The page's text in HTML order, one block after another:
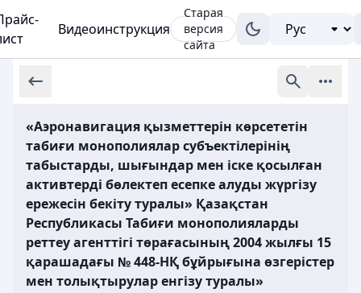
Видеоинструкция
Старая
версия
сайта
«Аэронавигация қызметтерін көрсететін
табиғи монополиялар субъектілерінің
табыстарды, шығындар мен іске қосылған
активтерді бөлектеп есепке алуды жүргізу
ережесін бекіту туралы» Қазақстан
Республикасы Табиғи монополияларды
реттеу агенттігі төрағасының 2004 жылғы 15
қарашадағы № 448-НҚ бұйрығына өзгерістер
мен толықтырулар енгізу туралы»